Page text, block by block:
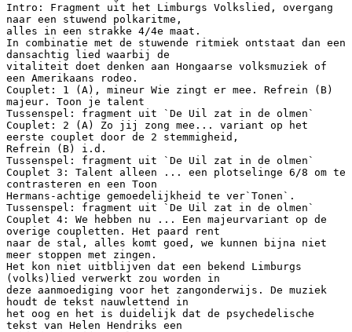
Intro: Fragment uit het Limburgs Volkslied, overgang
naar een stuwend polkaritme,
alles in een strakke 4/4e maat.
In combinatie met de stuwende ritmiek ontstaat dan een
dansachtig lied waarbij de
vitaliteit doet denken aan Hongaarse volksmuziek of
een Amerikaans rodeo.
Couplet: 1 (A), mineur Wie zingt er mee. Refrein (B)
majeur. Toon je talent
Tussenspel: fragment uit `De Uil zat in de olmen`
Couplet: 2 (A) Zo jij zong mee... variant op het
eerste couplet door de 2 stemmigheid,
Refrein (B) i.d.
Tussenspel: fragment uit `De Uil zat in de olmen`
Couplet 3: Talent alleen ... een plotselinge 6/8 om te
contrasteren en een Toon
Hermans-achtige gemoedelijkheid te ver`Tonen`.
Tussenspel: fragment uit `De Uil zat in de olmen`
Couplet 4: We hebben nu ... Een majeurvariant op de
overige coupletten. Het paard rent
naar de stal, alles komt goed, we kunnen bijna niet
meer stoppen met zingen.
Het kon niet uitblijven dat een bekend Limburgs
(volks)lied verwerkt zou worden in
deze aanmoediging voor het zangonderwijs. De muziek
houdt de tekst nauwlettend in
het oog en het is duidelijk dat de psychedelische
tekst van Helen Hendriks een